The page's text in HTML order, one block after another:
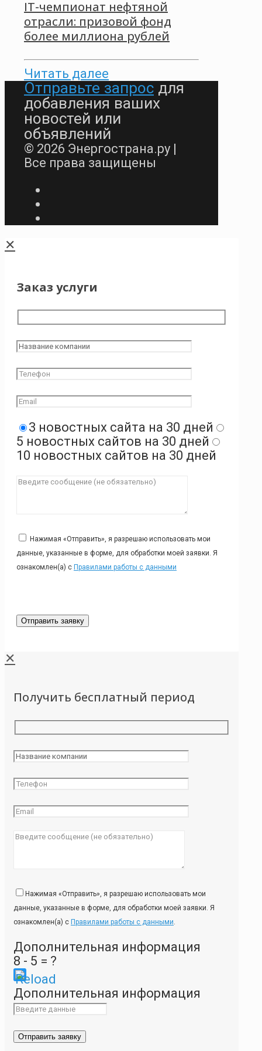
IT-чемпионат нефтяной
отрасли: призовой фонд
более миллиона рублей
Читать далее
Отправьте запрос для
добавления ваших
новостей или
объявлений
© 2026 Энергострана.ру |
Все права защищены
✕
Заказ услуги
3 новостных сайта на 30 дней
5 новостных сайтов на 30 дней
10 новостных сайтов на 30 дней
Нажимая «Отправить», я разрешаю использовать мои
данные, указанные в форме, для обработки моей заявки. Я
ознакомлен(а) с Правилами работы с данными
✕
Получить бесплатный период
Нажимая «Отправить», я разрешаю использовать мои
данные, указанные в форме, для обработки моей заявки. Я
ознакомлен(а) с Правилами работы с данными.
Дополнительная информация
8 - 5 = ?
Please
enter
characters
Дополнительная информация